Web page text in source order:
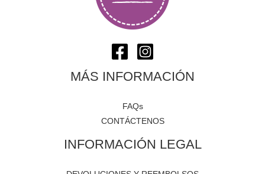
MÁS INFORMACIÓN
FAQs
CONTÁCTENOS
INFORMACIÓN LEGAL